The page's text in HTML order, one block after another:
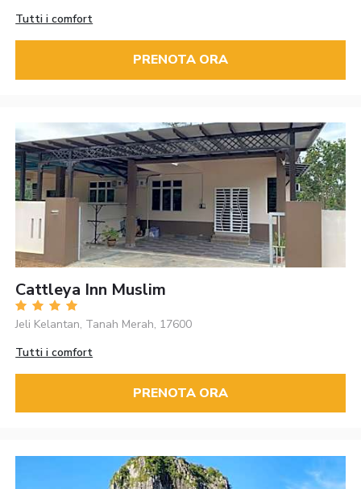
Tutti i comfort
PRENOTA ORA
Cattleya Inn Muslim
Jeli Kelantan, Tanah Merah, 17600
Tutti i comfort
PRENOTA ORA